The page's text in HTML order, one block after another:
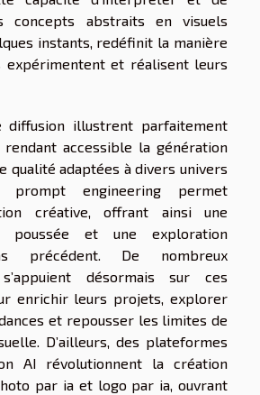
concepts abstraits en visuels
instants, redéfinit la manière
et réalisent leurs
diffusion illustrent parfaitement
accessible la génération
qualité adaptées à divers univers
prompt engineering permet
créative, offrant ainsi une
poussée et une exploration
précédent. De nombreux
désormais sur ces
enrichir leurs projets, explorer
et repousser les limites de
D’ailleurs, des plateformes
AI révolutionnent la création
par ia et logo par ia, ouvrant